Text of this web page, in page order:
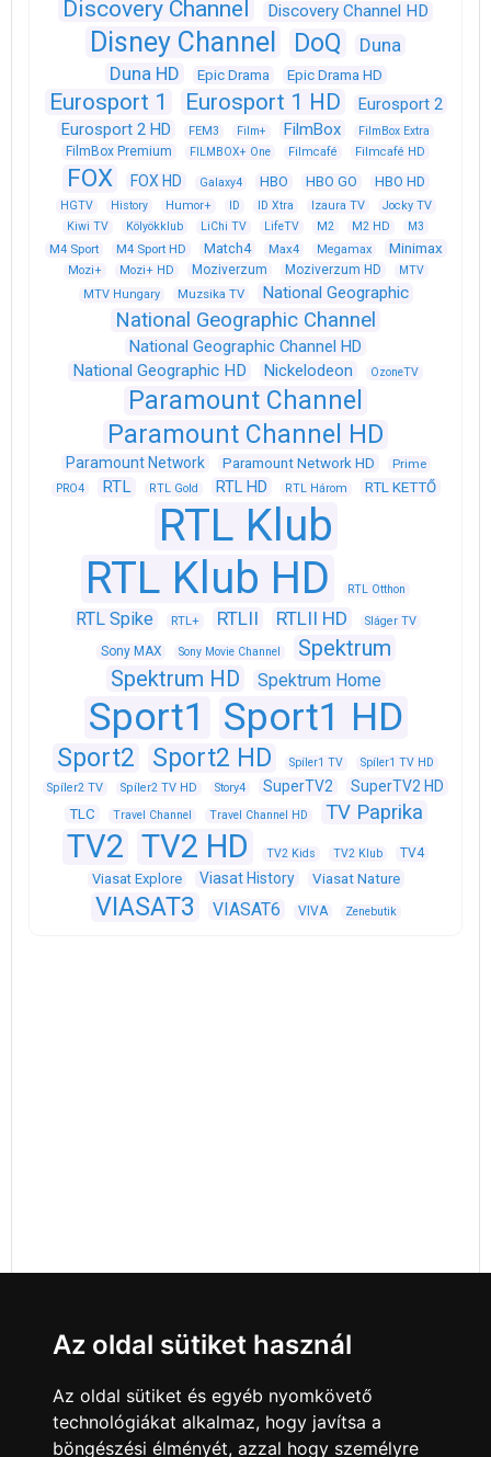
Discovery Channel Discovery Channel HD
Disney Channel DoQ
Duna
Duna HD
Epic Drama Epic Drama HD
Eurosport 1 Eurosport 1 HD
Eurosport 2
Eurosport 2 HD
FEM3 Film+ FilmBox FilmBox Extra
FilmBox Premium FILMBOX+ One Filmcafé Filmcafé HD
FOX FOX HD Galaxy4 HBO HBO GO HBO HD
HGTV History Humor+ ID ID Xtra Izaura TV
Jocky TV
Kiwi TV
Kölyökklub LiChi TV LifeTV M2 M2 HD M3
M4 Sport M4 Sport HD Match4 Max4 Megamax Minimax
Mozi+ Mozi+ HD Moziverzum Moziverzum HD
MTV
MTV Hungary
Muzsika TV National Geographic
National Geographic Channel
National Geographic Channel HD
National Geographic HD
Nickelodeon OzoneTV
Paramount Channel
Paramount Channel HD
Paramount Network Paramount Network HD Prime
PRO4 RTL RTL Gold RTL HD RTL Három RTL KETTŐ
RTL Klub
RTL Klub HD
RTL Otthon
RTL Spike RTL+ RTLII RTLII HD Sláger TV
Sony MAX Sony Movie Channel
Spektrum
Spektrum HD
Spektrum Home
Sport1 Sport1 HD
Sport2 Sport2 HD Spíler1 TV
Spíler1 TV HD
Spíler2 TV
Spíler2 TV HD Story4 SuperTV2 SuperTV2 HD
TLC Travel Channel Travel Channel HD TV Paprika
TV2 TV2 HD TV2 Kids TV2 Klub TV4
Viasat Explore Viasat History Viasat Nature
VIASAT3 VIASAT6 VIVA Zenebutik
Az oldal sütiket használ
Az oldal sütiket és egyéb nyomkövető
technológiákat alkalmaz, hogy javítsa a
böngészési élményét, azzal hogy személyre